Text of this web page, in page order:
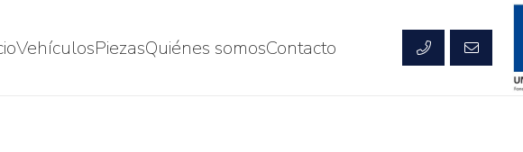
VehículosPiezasQuiénes somosContacto